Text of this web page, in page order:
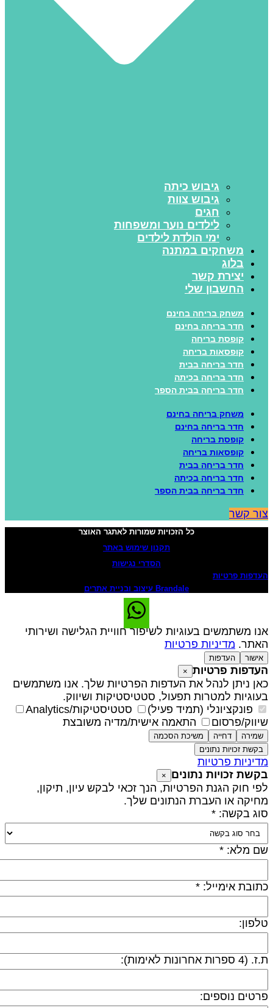
גיבוש כיתה
גיבוש צוות
חגים
לילדים נוער ומשפחות
ימי הולדת לילדים
משחקים במתנה
בלוג
יצירת קשר
החשבון שלי
משחק בריחה בחינם
חדר בריחה בחינם
קופסת בריחה
קופסאות בריחה
חדר בריחה בבית
חדר בריחה בכיתה
חדר בריחה בבית הספר
משחק בריחה בחינם
חדר בריחה בחינם
קופסת בריחה
קופסאות בריחה
חדר בריחה בבית
חדר בריחה בכיתה
חדר בריחה בבית הספר
קשר
כל הזכויות שמורות לאתגר האוצר
תקנון שימוש באתר
הסדרי נגישות
פרטיות
Brandale עיצוב ובניית אתרים
משתמשים בעוגיות לשיפור חוויית הגלישה ושירותי
מדיניות פרטיות
אישור העדפות
פרטיות ×
ניתן לנהל את העדפות הפרטיות שלך. אנו משתמשים
למטרות תפעול, סטטיסטיקות ושיווק.
פונקציונלי (תמיד פעיל)
סטטיסטיקות/Analytics
פרסום
התאמה אישית/מדיה משובצת
שמירה דחייה
משיכת הסכמה
בקשת זכויות נתונים
פרטיות
זכויות נתונים
חוק הגנת הפרטיות, הנך זכאי לבקש עיון, תיקון,
או העברת הנתונים שלך.
בקשה: *
מלא: *
אימייל: *
ספרות אחרונות לאימות):
נוספים: